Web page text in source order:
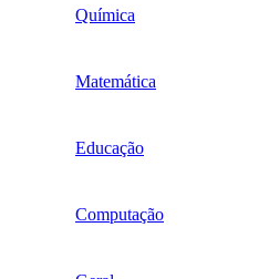
Química
Matemática
Educação
Computação